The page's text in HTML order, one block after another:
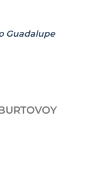
Guadalupe